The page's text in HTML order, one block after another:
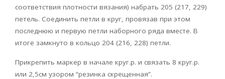
соответствия плотности вязания) набрать 205 (217, 229)
петель. Соединить петли в круг, провязав при этом
последнюю и первую петли наборного ряда вместе. В
итоге замкнуто в кольцо 204 (216, 228) петли.
Прикрепить маркер в начале круг.р. и связать 8 круг.р.
или 2,5см узором “резинка скрещенная”.